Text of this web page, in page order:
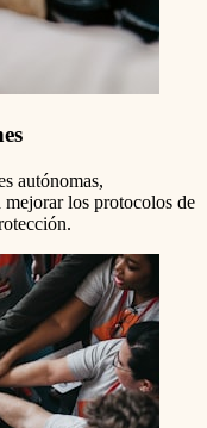
autónomas,
los protocolos de